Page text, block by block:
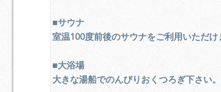
■サウナ
室温100度前後のサウナをご利用いただけ
■大浴場
大きな湯船でのんびりおくつろぎ下さい。